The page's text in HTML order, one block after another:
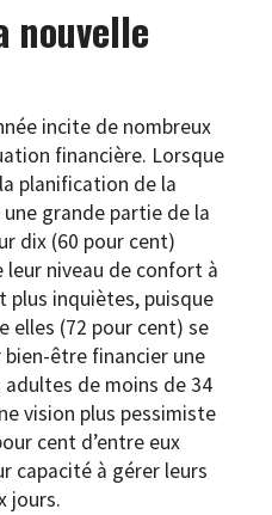
nouvelle
incite de nombreux
financière. Lorsque
planification de la
grande partie de la
dix (60 pour cent)
niveau de confort à
plus inquiètes, puisque
elles (72 pour cent) se
être financier une
de moins de 34
vision plus pessimiste
cent d’entre eux
capacité à gérer leurs
jours.